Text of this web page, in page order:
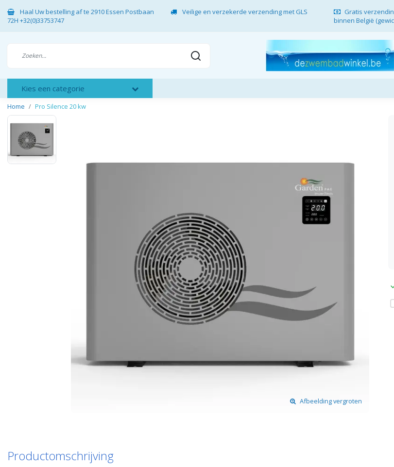
Haal Uw bestelling af te 2910 Essen Postbaan
72H +32(0)33753747
Veilige en verzekerde verzending met GLS
Gratis
binnen België
Kies een categorie
Home Pro Silence 20 kw
Afbeelding vergroten
Productomschrijving